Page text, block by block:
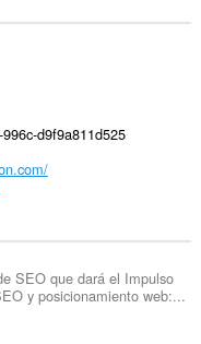
d9f9a811d525
SEO que dará el Impulso
y posicionamiento web:...